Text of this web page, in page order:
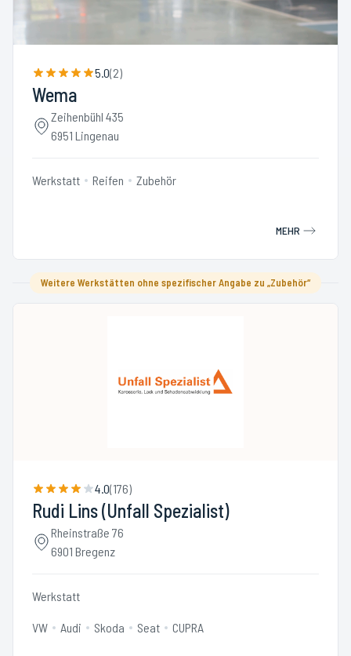
5.0(2)
Wema
Zeihenbühl 435
6951 Lingenau
Werkstatt Reifen Zubehör
MEHR
Weitere Werkstätten ohne spezifischer Angabe zu „Zubehör“
4.0(176)
Rudi Lins (Unfall Spezialist)
Rheinstraße 76
6901 Bregenz
Werkstatt
VW Audi Skoda Seat CUPRA